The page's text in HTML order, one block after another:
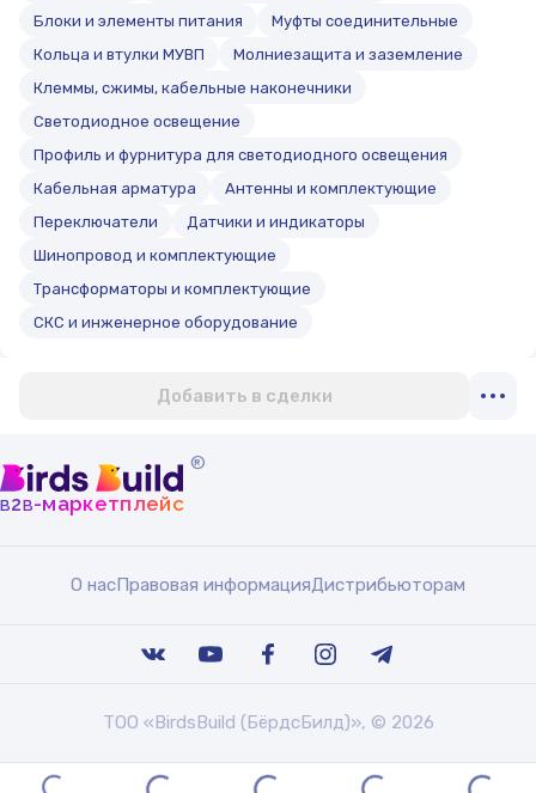
Блоки и элементы питания
Муфты соединительные
Кольца и втулки МУВП
Молниезащита и заземление
Клеммы, сжимы, кабельные наконечники
Светодиодное освещение
Профиль и фурнитура для светодиодного освещения
Кабельная арматура
Антенны и комплектующие
Переключатели
Датчики и индикаторы
Шинопровод и комплектующие
Трансформаторы и комплектующие
СКС и инженерное оборудование
Добавить в сделки
®
b2b-маркетплейс
О насПравовая информацияДистрибьюторам
ТОО «BirdsBuild (БёрдсБилд)», © 2026